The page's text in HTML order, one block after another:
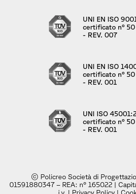
UNI EN ISO
certificato n°
- REV. 007
UNI EN ISO
certificato n°
- REV. 001
UNI ISO
certificato n°
- REV. 001
© Policreo Società di
01591880347 – REA: n° 165022 |